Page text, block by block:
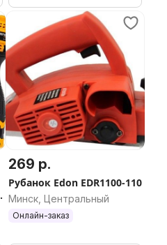
269 р.
Рубанок Edon EDR1100-110
Минск, Центральный
Онлайн-заказ